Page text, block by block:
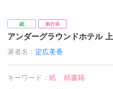
紙 単行本
アンダーグラウンドホテル 上
著者名： 定広美香
キーワード：紙
紙書籍